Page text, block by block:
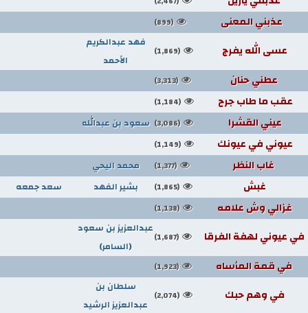
عذبني المعنى (899)
عسى الله يفرج (1,869)
فهد عبدالكريم
الأحمد
عطني حنان (3,313)
عقب ما طاب جرح (1,184)
عيني القشرا (3,086) سعود بن عبدالله
عيوني في عيونك (1,149)
غاب النظر (1,377) محمد اليحي
غبش (1,865) بشير الفهد سعد جمعه
غزالي وش علامه (1,138)
في عيوني لهفة الفرقا (1,687)
عبدالعزيز بن سعود
(السامر)
في قمة المأساه (1,923)
في وهم حبك (2,074)
سلطان بن
عبدالعزيز الرشيد